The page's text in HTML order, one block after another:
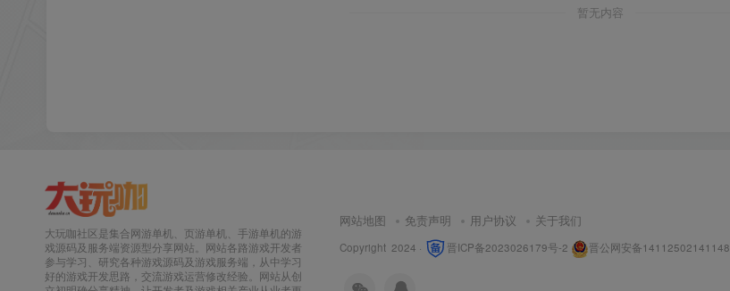
暂无内容
大玩咖社区是集合网游单机、页游单机、手游单机的游
戏源码及服务端资源型分享网站。网站各路游戏开发者
参与学习、研究各种游戏源码及游戏服务端，从中学习
好的游戏开发思路，交流游戏运营修改经验。网站从创
网站地图 免责声明 用户协议 关于我们
Copyright 2024 · 晋ICP备2023026179号-2 晋公网安备14112502141148